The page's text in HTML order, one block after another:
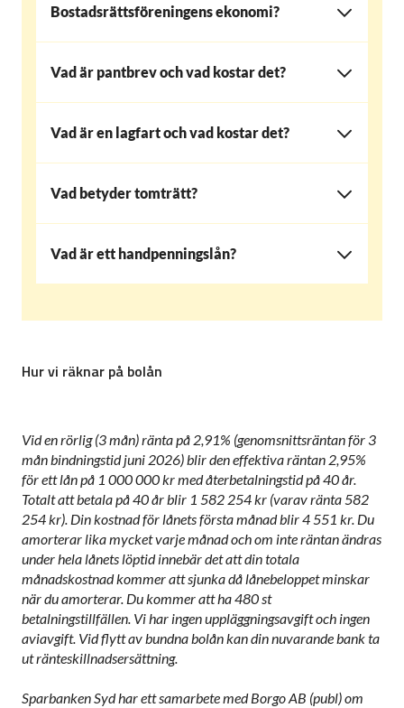
Bostadsrättsföreningens ekonomi?
Vad är pantbrev och vad kostar det?
Vad är en lagfart och vad kostar det?
Vad betyder tomträtt?
Vad är ett handpenningslån?
Hur vi räknar på bolån
Vid en rörlig (3 mån) ränta på 2,91% (genomsnittsräntan för 3
mån bindningstid juni 2026) blir den effektiva räntan 2,95%
för ett lån på 1 000 000 kr med återbetalningstid på 40 år.
Totalt att betala på 40 år blir 1 582 254 kr (varav ränta 582
254 kr). Din kostnad för lånets första månad blir 4 551 kr. Du
amorterar lika mycket varje månad och om inte räntan ändras
under hela lånets löptid innebär det att din totala
månadskostnad kommer att sjunka då lånebeloppet minskar
när du amorterar. Du kommer att ha 480 st
betalningstillfällen. Vi har ingen uppläggningsavgift och ingen
aviavgift. Vid flytt av bundna bolån kan din nuvarande bank ta
ut ränteskillnadsersättning.
Sparbanken Syd har ett samarbete med Borgo AB (publ) om